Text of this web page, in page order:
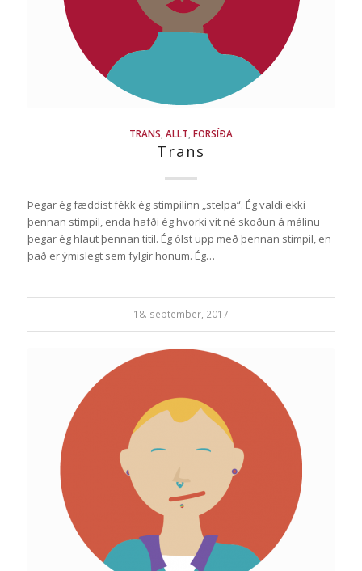
TRANS ALLT FORSÍÐA
Trans
Þegar ég fæddist fékk ég stimpilinn „stelpa“. Ég valdi ekki
þennan stimpil, enda hafði ég hvorki vit né skoðun á málinu
þegar ég hlaut þennan titil. Ég ólst upp með þennan stimpil, en
það er ýmislegt sem fylgir honum. Ég…
18. september, 2017